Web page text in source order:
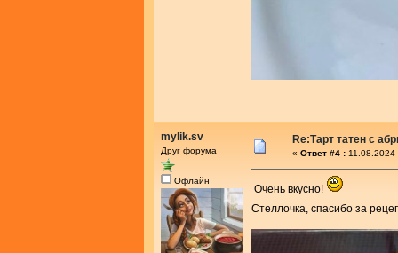
mylik.sv
Друг форума
Офлайн
Re:Тарт татен с
« Ответ #4 : 11.08.2024
Очень вкусно!
Стеллочка, спасибо за